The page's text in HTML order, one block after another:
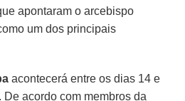
apontaram o arcebispo
um dos principais
acontecerá entre os dias 14 e
. De acordo com membros da